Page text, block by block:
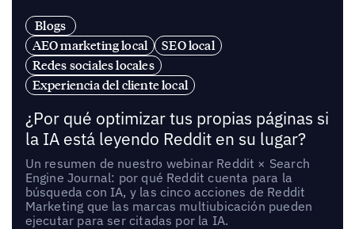
Blogs
AEO marketing local
SEO local
Redes sociales locales
Experiencia del cliente local
¿Por qué optimizar tus propias páginas si
la IA está leyendo Reddit en su lugar?
Un resumen de nuestro webinar Reddit × Search
Engine Journal: por qué Reddit cuenta para la
búsqueda con IA, y las cinco acciones de Reddit
Marketing que las marcas multiubicación pueden
ejecutar para ser citadas por la IA.